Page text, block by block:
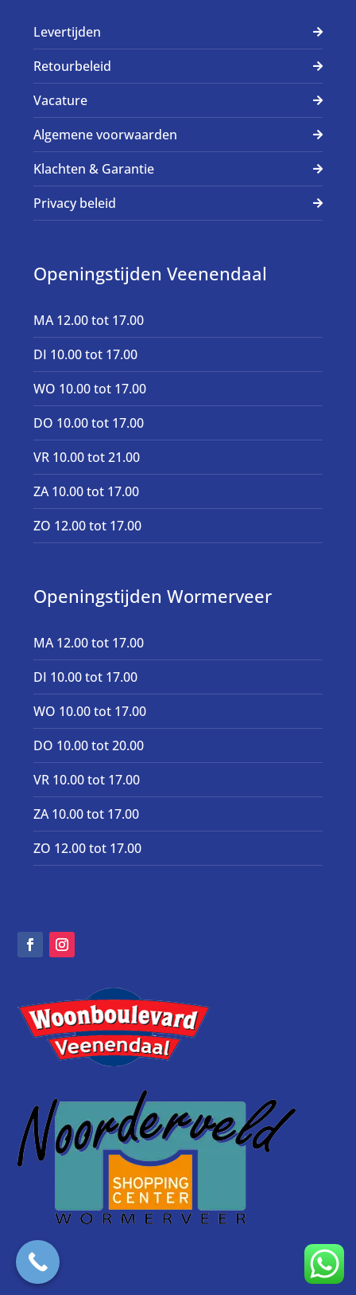
Levertijden
Retourbeleid
Vacature
Algemene voorwaarden
Klachten & Garantie
Privacy beleid
Openingstijden Veenendaal
MA 12.00 tot 17.00
DI 10.00 tot 17.00
WO 10.00 tot 17.00
DO 10.00 tot 17.00
VR 10.00 tot 21.00
ZA 10.00 tot 17.00
ZO 12.00 tot 17.00
Openingstijden Wormerveer
MA 12.00 tot 17.00
DI 10.00 tot 17.00
WO 10.00 tot 17.00
DO 10.00 tot 20.00
VR 10.00 tot 17.00
ZA 10.00 tot 17.00
ZO 12.00 tot 17.00